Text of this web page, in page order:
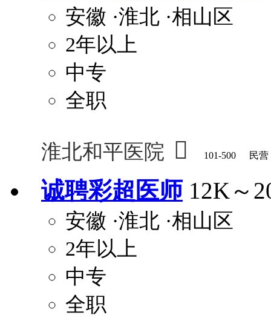
安徽 ·淮北 ·相山区
2年以上
中专
全职
淮北和平医院  101-500 民营
诚聘彩超医师 12K～
安徽 ·淮北 ·相山区
2年以上
中专
全职